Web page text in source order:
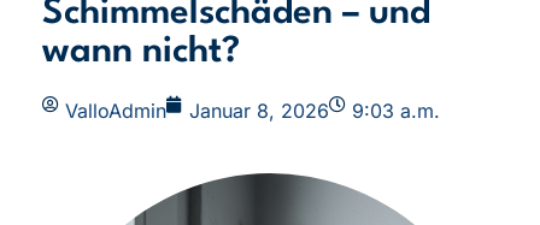
Schimmelschäden – und
wann nicht?
ValloAdmin Januar 8, 2026 9:03 a.m.